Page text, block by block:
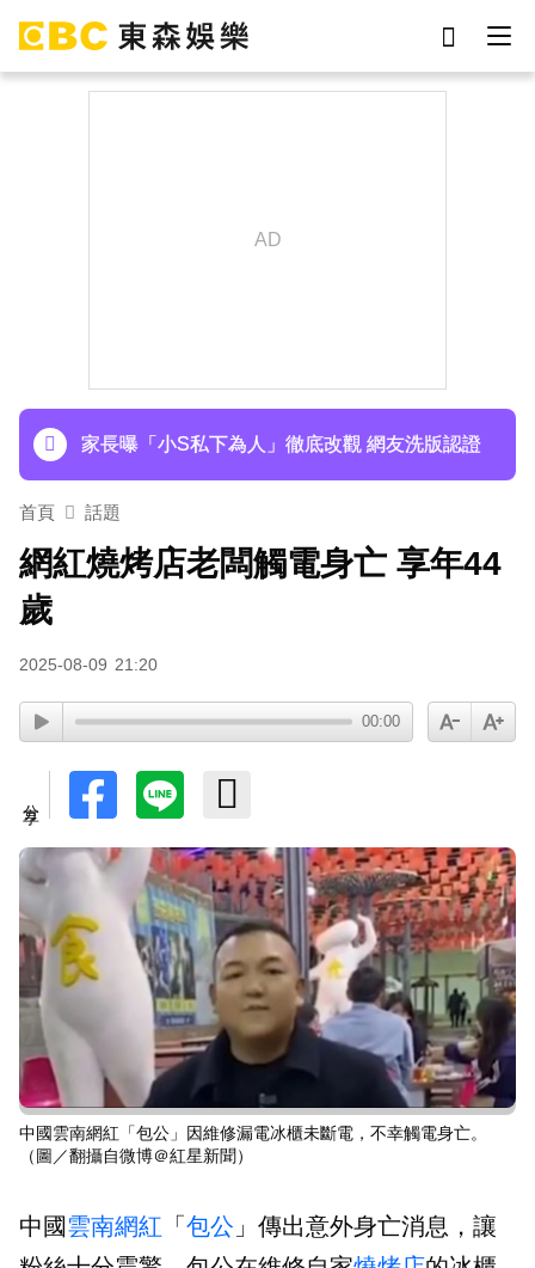
太誠實
家長曝「小S私下為人」徹底改觀 網友洗版認證
下載東森App，隨時掌握天下大小事！
寬魚營收衰退 「點名王心凌、楊丞琳」網笑翻：
首頁 話題
網紅燒烤店老闆觸電身亡 享年44
歲
2025-08-09 21:20
00:00
中國雲南網紅「包公」因維修漏電冰櫃未斷電，不幸觸電身亡。
（圖／翻攝自微博＠紅星新聞）
中國雲南網紅 「 包公 」傳出意外身亡消息，讓